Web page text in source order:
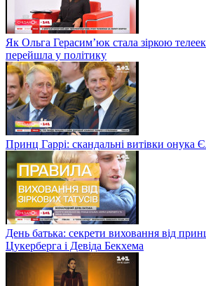
Як Ольга Герасим’юк стала зіркою
перейшла у політику
Принц Гаррі: скандальні витівки онука
День батька: секрети виховання від
Цукерберга і Девіда Бекхема